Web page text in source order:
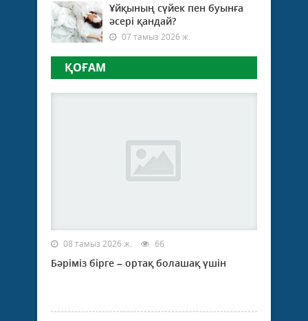
Ұйқының сүйек пен буынға
әсері қандай?
07 тамыз 2026 ж.
ҚОҒАМ
08 тамыз 2026 ж. 66
Бәріміз бірге – ортақ болашақ үшін